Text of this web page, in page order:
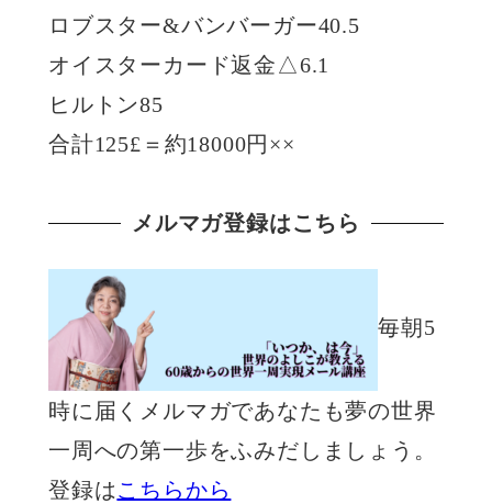
ロブスター&バンバーガー40.5
オイスターカード返金△6.1
ヒルトン85
合計125£＝約18000円××
メルマガ登録はこちら
毎朝5
時に届くメルマガであなたも夢の世界
一周への第一歩をふみだしましょう。
登録はこちらから